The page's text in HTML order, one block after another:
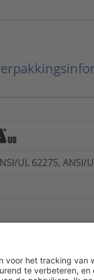
UL 62275, ANSI/